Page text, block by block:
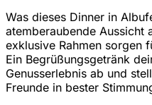
Was dieses Dinner in
atemberaubende Aussicht
exklusive Rahmen sorgen
Ein Begrüßungsgetränk
Genusserlebnis ab und
Freunde in bester